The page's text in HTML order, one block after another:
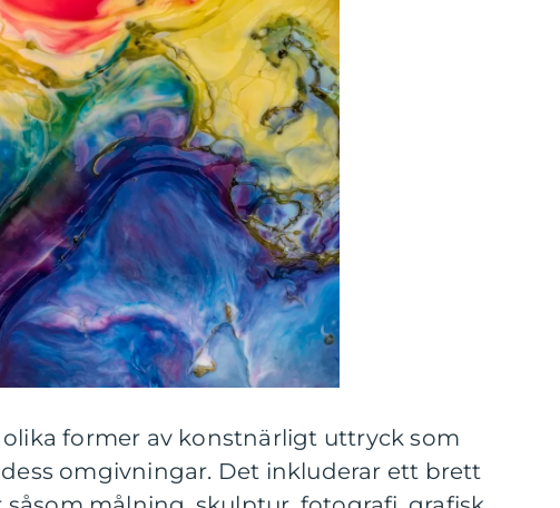
former av konstnärligt uttryck som
omgivningar. Det inkluderar ett brett